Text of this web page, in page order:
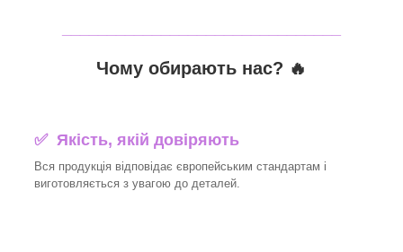
Чому обирають нас? 🔥
✅ Якість, якій довіряють
Вся продукція відповідає європейським стандартам і
виготовляється з увагою до деталей.